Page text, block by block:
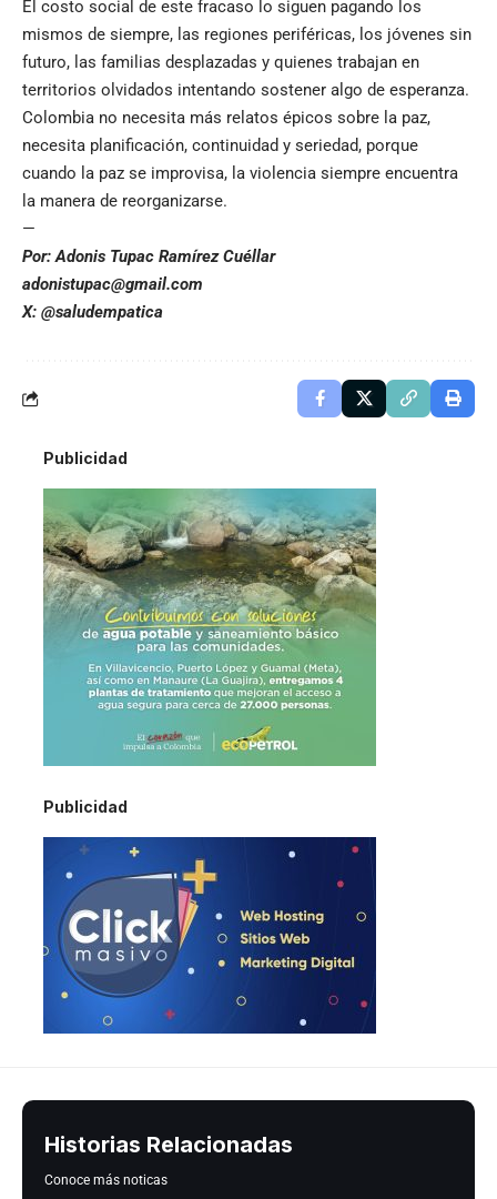
El costo social de este fracaso lo siguen pagando los
mismos de siempre, las regiones periféricas, los jóvenes sin
futuro, las familias desplazadas y quienes trabajan en
territorios olvidados intentando sostener algo de esperanza.
Colombia no necesita más relatos épicos sobre la paz,
necesita planificación, continuidad y seriedad, porque
cuando la paz se improvisa, la violencia siempre encuentra
la manera de reorganizarse.
—
Por: Adonis Tupac Ramírez Cuéllar
adonistupac@gmail.com
X: @saludempatica
Publicidad
Publicidad
Historias Relacionadas
Conoce más noticas